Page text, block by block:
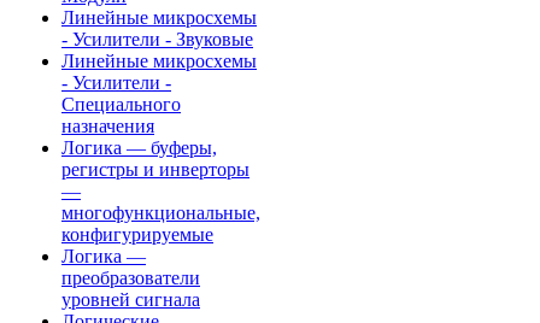
Линейные микросхемы
- Усилители - Звуковые
Линейные микросхемы
- Усилители -
Специального
назначения
Логика — буферы,
регистры и инверторы
—
многофункциональные,
конфигурируемые
Логика —
преобразователи
уровней сигнала